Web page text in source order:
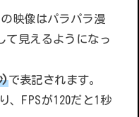
映像はパラパラ漫
て見えるようになっ
)で表記されます。
、FPSが120だと1秒